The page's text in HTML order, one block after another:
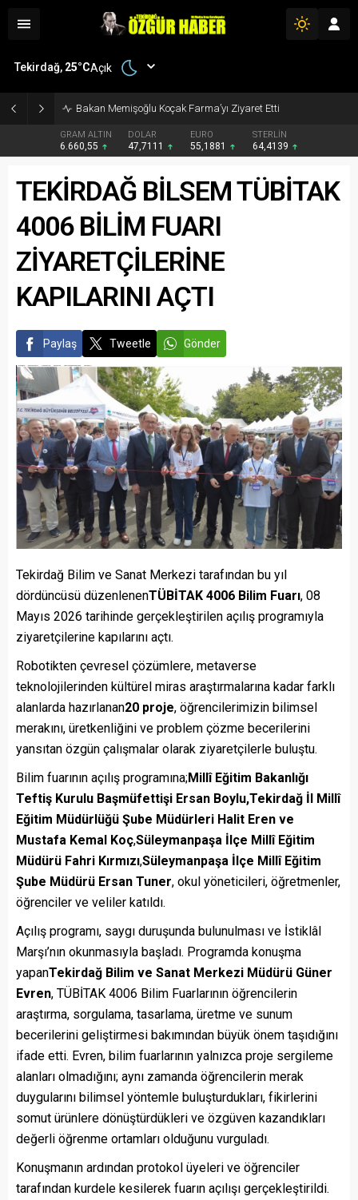
Bakan Memişoğlu Koçak Farma’yı Ziyaret Etti
GRAM ALTIN
6.660,55
DOLAR
47,7111
EURO
55,1881
STERLİN
64,4139
Tekirdağ, 25°CAçık
TEKİRDAĞ BİLSEM TÜBİTAK
4006 BİLİM FUARI
ZİYARETÇİLERİNE
KAPILARINI AÇTI
Paylaş Tweetle Gönder
Tekirdağ Bilim ve Sanat Merkezi tarafından bu yıl
dördüncüsü düzenlenenTÜBİTAK 4006 Bilim Fuarı, 08
Mayıs 2026 tarihinde gerçekleştirilen açılış programıyla
ziyaretçilerine kapılarını açtı.
Robotikten çevresel çözümlere, metaverse
teknolojilerinden kültürel miras araştırmalarına kadar farklı
alanlarda hazırlanan20 proje, öğrencilerimizin bilimsel
merakını, üretkenliğini ve problem çözme becerilerini
yansıtan özgün çalışmalar olarak ziyaretçilerle buluştu.
Bilim fuarının açılış programına;Millî Eğitim Bakanlığı
Teftiş Kurulu Başmüfettişi Ersan Boylu,Tekirdağ İl Millî
Eğitim Müdürlüğü Şube Müdürleri Halit Eren ve
Mustafa Kemal Koç,Süleymanpaşa İlçe Millî Eğitim
Müdürü Fahri Kırmızı,Süleymanpaşa İlçe Millî Eğitim
Şube Müdürü Ersan Tuner, okul yöneticileri, öğretmenler,
öğrenciler ve veliler katıldı.
Açılış programı, saygı duruşunda bulunulması ve İstiklâl
Marşı’nın okunmasıyla başladı. Programda konuşma
yapanTekirdağ Bilim ve Sanat Merkezi Müdürü Güner
Evren, TÜBİTAK 4006 Bilim Fuarlarının öğrencilerin
araştırma, sorgulama, tasarlama, üretme ve sunum
becerilerini geliştirmesi bakımından büyük önem taşıdığını
ifade etti. Evren, bilim fuarlarının yalnızca proje sergileme
alanları olmadığını; aynı zamanda öğrencilerin merak
duygularını bilimsel yöntemle buluşturdukları, fikirlerini
somut ürünlere dönüştürdükleri ve özgüven kazandıkları
değerli öğrenme ortamları olduğunu vurguladı.
Konuşmanın ardından protokol üyeleri ve öğrenciler
tarafından kurdele kesilerek fuarın açılışı gerçekleştirildi.